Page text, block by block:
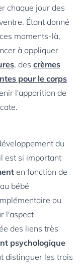
chaque jour des
Étant donné
moments-là,
à appliquer
, des crèmes
pour le corps
l'apparition de
du
est si important
en fonction de
bébé
ou
l'aspect
des liens très
psychologique
distinguer les trois